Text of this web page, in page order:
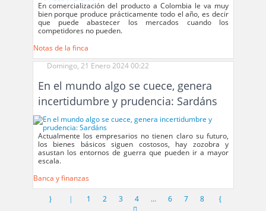
En comercialización del producto a Colombia le va muy
bien porque produce prácticamente todo el año, es decir
que puede abastecer los mercados cuando los
competidores no pueden.
Notas de la finca
Domingo, 21 Enero 2024 00:22
En el mundo algo se cuece, genera
incertidumbre y prudencia: Sardáns
Actualmente los empresarios no tienen claro su futuro,
los bienes básicos siguen costosos, hay zozobra y
asustan los entornos de guerra que pueden ir a mayor
escala.
Banca y finanzas
1 2 3 4 ... 6 7 8